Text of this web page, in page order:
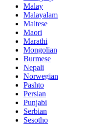
Malay
Malayalam
Maltese
Maori
Marathi
Mongolian
Burmese
Nepali
Norwegian
Pashto
Persian
Punjabi
Serbian
Sesotho